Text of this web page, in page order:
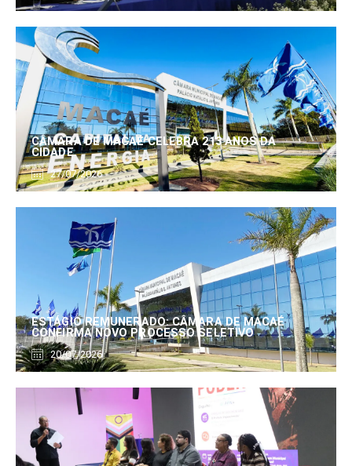
CÂMARA DE MACAÉ CELEBRA 213 ANOS DA
CIDADE
27/07/2026
ESTÁGIO REMUNERADO: CÂMARA DE MACAÉ
CONFIRMA NOVO PROCESSO SELETIVO
20/07/2026